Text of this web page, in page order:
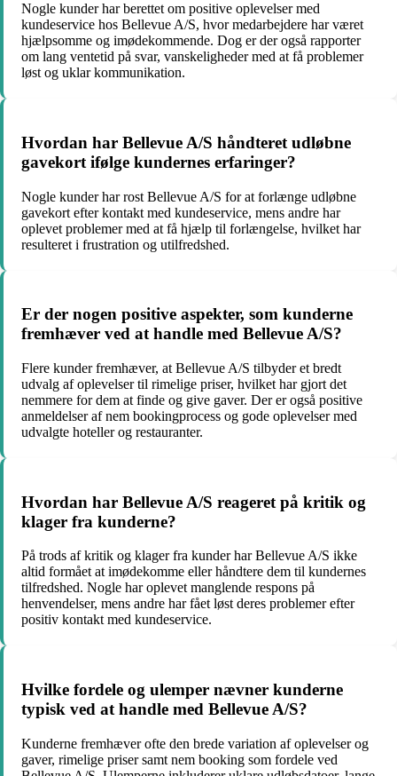
Nogle kunder har berettet om positive oplevelser med
kundeservice hos Bellevue A/S, hvor medarbejdere har været
hjælpsomme og imødekommende. Dog er der også rapporter
om lang ventetid på svar, vanskeligheder med at få problemer
løst og uklar kommunikation.
Hvordan har Bellevue A/S håndteret udløbne
gavekort ifølge kundernes erfaringer?
Nogle kunder har rost Bellevue A/S for at forlænge udløbne
gavekort efter kontakt med kundeservice, mens andre har
oplevet problemer med at få hjælp til forlængelse, hvilket har
resulteret i frustration og utilfredshed.
Er der nogen positive aspekter, som kunderne
fremhæver ved at handle med Bellevue A/S?
Flere kunder fremhæver, at Bellevue A/S tilbyder et bredt
udvalg af oplevelser til rimelige priser, hvilket har gjort det
nemmere for dem at finde og give gaver. Der er også positive
anmeldelser af nem bookingprocess og gode oplevelser med
udvalgte hoteller og restauranter.
Hvordan har Bellevue A/S reageret på kritik og
klager fra kunderne?
På trods af kritik og klager fra kunder har Bellevue A/S ikke
altid formået at imødekomme eller håndtere dem til kundernes
tilfredshed. Nogle har oplevet manglende respons på
henvendelser, mens andre har fået løst deres problemer efter
positiv kontakt med kundeservice.
Hvilke fordele og ulemper nævner kunderne
typisk ved at handle med Bellevue A/S?
Kunderne fremhæver ofte den brede variation af oplevelser og
gaver, rimelige priser samt nem booking som fordele ved